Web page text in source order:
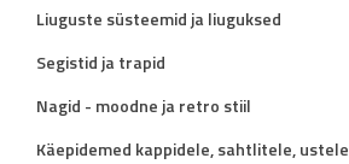
Liuguste süsteemid ja liuguksed
Segistid ja trapid
Nagid - moodne ja retro stiil
Käepidemed kappidele, sahtlitele, ustele